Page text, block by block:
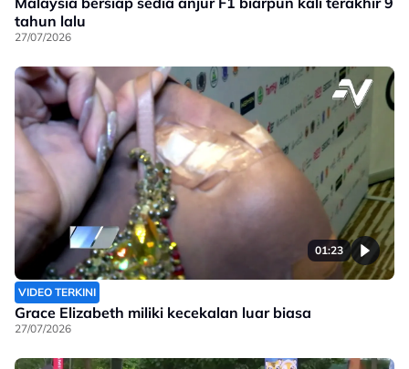
tahun lalu
27/07/2026
01:23
VIDEO TERKINI
Grace Elizabeth miliki kecekalan luar biasa
27/07/2026